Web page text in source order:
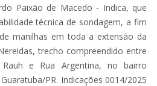
Paixão de Macedo - Indica, que
técnica de sondagem, a fim
manilhas em toda a extensão da
trecho compreendido entre
e Rua Argentina, no bairro
PR. Indicações 0014/2025